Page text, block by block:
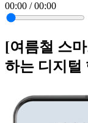
00:00 / 00:00
[여름철 스
하는 디지털